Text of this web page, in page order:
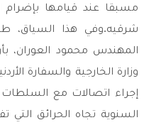
مسبقا عند قيامها بإضرام
شرقيه.وفي هذا السياق،
المهندس محمود العوران،
وزارة الخارجية والسفارة
إجراء اتصالات مع السلطات
السنوية تجاه الحرائق التي